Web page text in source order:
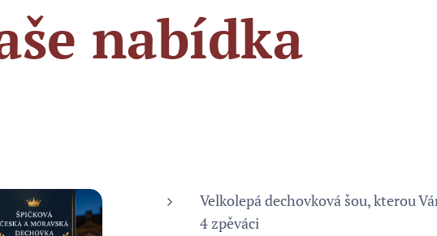
nabídka
Velkolepá dechovková šou, kterou
4 zpěváci